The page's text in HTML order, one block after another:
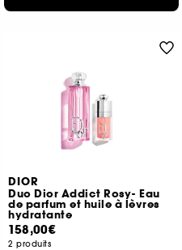
DIOR
Duo Dior Addict Rosy- Eau
de parfum et huile à lèvres
hydratante
158,00€
2 produits